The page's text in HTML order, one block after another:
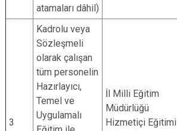
atamaları dâhil)
3
Kadrolu veya
Sözleşmeli
olarak çalışan
tüm personelin
Hazırlayıcı,
Temel ve
Uygulamalı
İl Milli Eğitim
Müdürlüğü
Hizmetiçi Eğitimi